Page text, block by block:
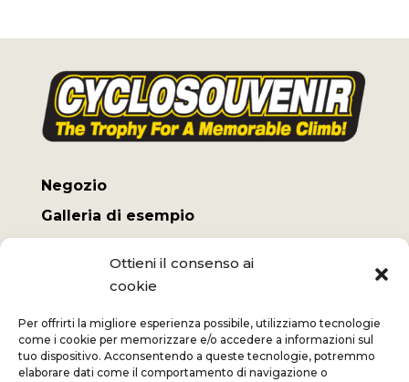
Ottieni il consenso ai
cookie
Per offrirti la migliore esperienza possibile, utilizziamo tecnologie
come i cookie per memorizzare e/o accedere a informazioni sul
tuo dispositivo. Acconsentendo a queste tecnologie, potremmo
elaborare dati come il comportamento di navigazione o
Negozio
Galleria di esempio